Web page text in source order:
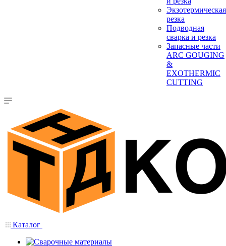
Экзотермическая
резка
Подводная
сварка и резка
Запасные части
ARC GOUGING
&
EXOTHERMIC
CUTTING
Каталог